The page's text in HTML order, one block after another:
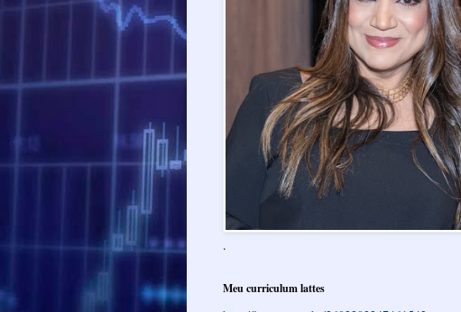
.
Meu curriculum lattes